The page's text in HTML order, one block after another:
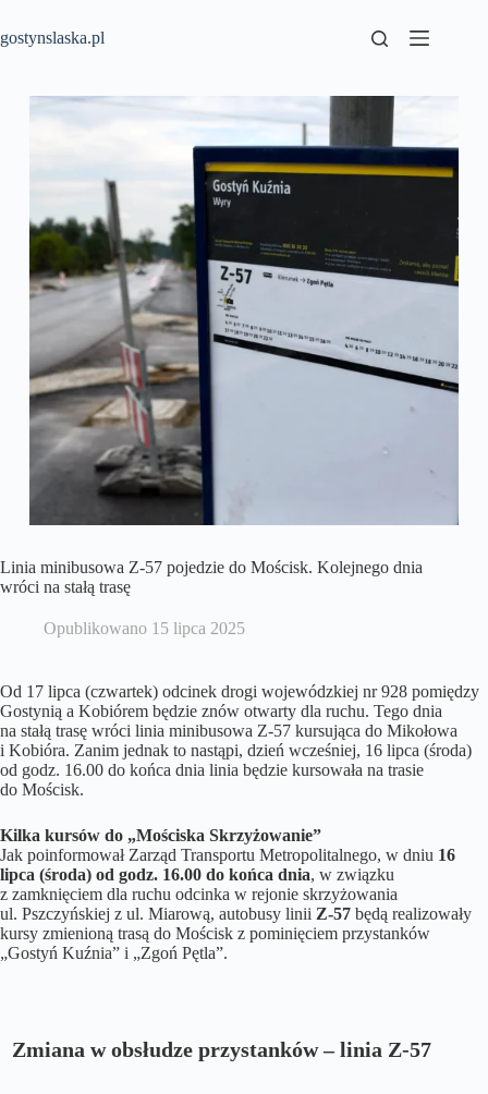
treści
gostynslaska.pl
Linia minibusowa Z-57 pojedzie do Mościsk. Kolejnego dnia
wróci na stałą trasę
Opublikowano 15 lipca 2025
Od 17 lipca (czwartek) odcinek drogi wojewódzkiej nr 928 pomiędzy
Gostynią a Kobiórem będzie znów otwarty dla ruchu. Tego dnia
na stałą trasę wróci linia minibusowa Z-57 kursująca do Mikołowa
i Kobióra. Zanim jednak to nastąpi, dzień wcześniej, 16 lipca (środa)
od godz. 16.00 do końca dnia linia będzie kursowała na trasie
do Mościsk.
Kilka kursów do „Mościska Skrzyżowanie”
Jak poinformował Zarząd Transportu Metropolitalnego, w dniu 16
lipca (środa) od godz. 16.00 do końca dnia, w związku
z zamknięciem dla ruchu odcinka w rejonie skrzyżowania
ul. Pszczyńskiej z ul. Miarową, autobusy linii Z-57 będą realizowały
kursy zmienioną trasą do Mościsk z pominięciem przystanków
„Gostyń Kuźnia” i „Zgoń Pętla”.
Zmiana w obsłudze przystanków – linia Z-57